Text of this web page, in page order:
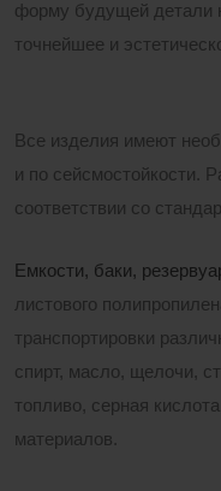
форму будущей детали
точнейшее и
Все изделия имеют
и по сейсмостойкости.
соответствии со
Емкости, баки,
листового
транспортировки
спирт, масло, щелочи,
топливо, серная
материалов.